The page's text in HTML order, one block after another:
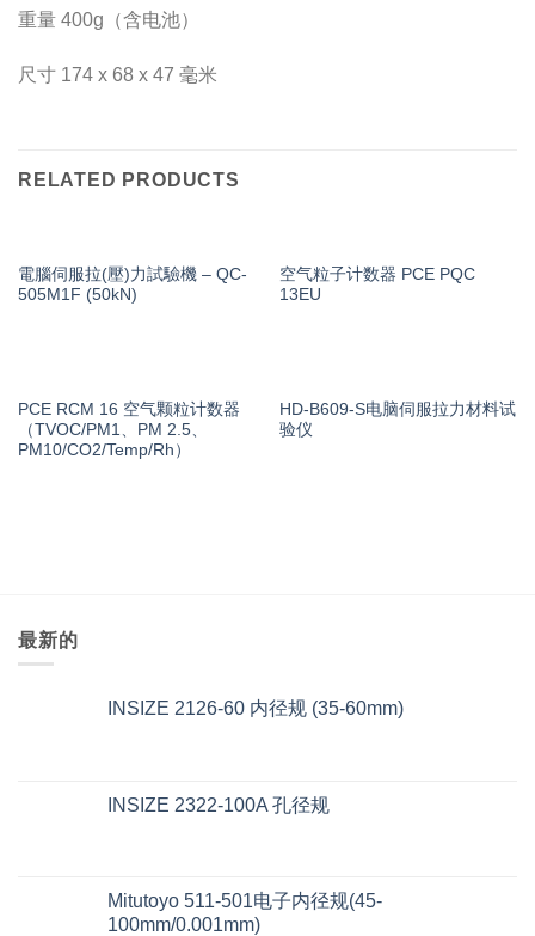
重量 400g（含电池）
尺寸 174 x 68 x 47 毫米
RELATED PRODUCTS
電腦伺服拉(壓)力試驗機 – QC-
505M1F (50kN)
空气粒子计数器 PCE PQC
13EU
PCE RCM 16 空气颗粒计数器
（TVOC/PM1、PM 2.5、
PM10/CO2/Temp/Rh）
HD-B609-S电脑伺服拉力材料试
验仪
最新的
INSIZE 2126-60 内径规 (35-60mm)
INSIZE 2322-100A 孔径规
Mitutoyo 511-501电子内径规(45-
100mm/0.001mm)